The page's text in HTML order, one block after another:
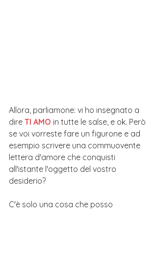
Allora, parliamone: vi ho insegnato a
dire TI AMO in tutte le salse, e ok. Però
se voi vorreste fare un figurone e ad
esempio scrivere una commuovente
lettera d'amore che conquisti
all'istante l'oggetto del vostro
desiderio?
C'è solo una cosa che posso